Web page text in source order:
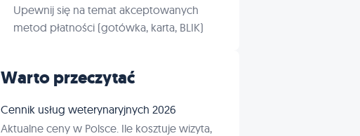
Upewnij się na temat akceptowanych
metod płatności (gotówka, karta, BLIK)
Warto przeczytać
Cennik usług weterynaryjnych 2026
Aktualne ceny w Polsce. Ile kosztuje wizyta,